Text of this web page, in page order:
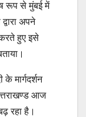
रूप से मुंबई में
अपने
हुए इसे
मार्गदर्शन
आज
रहा है।